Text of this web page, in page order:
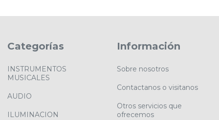
Categorías
INSTRUMENTOS
MUSICALES
AUDIO
ILUMINACION
Información
Sobre nosotros
Contactanos o visitanos
Otros servicios que
ofrecemos